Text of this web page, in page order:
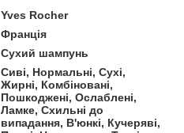
Yves Rocher
Франція
Сухий шампунь
Сиві, Нормальні, Сухі,
Жирні, Комбіновані,
Пошкоджені, Ослаблені,
Ламке, Схильні до
випадання, В'юнкі, Кучеряві,